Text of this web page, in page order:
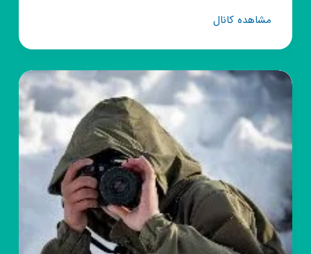
مشاهده کانالکانال
♡آواے
عاشقی♡